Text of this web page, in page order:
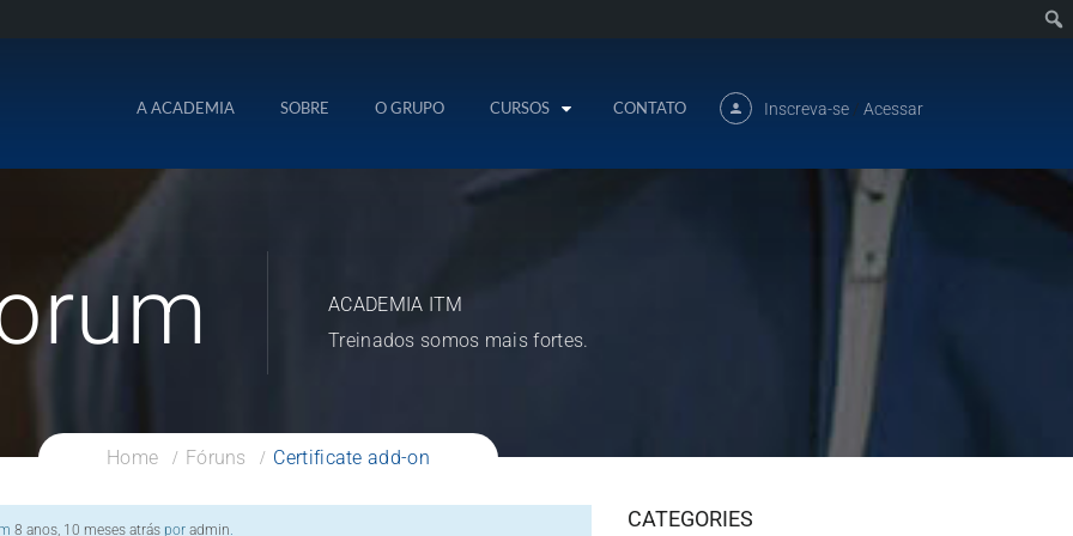
A ACADEMIA SOBRE O GRUPO CURSOS CONTATO Inscreva-se / Acessar
ACADEMIA ITM
Treinados somos mais fortes.
Home Fóruns Certificate add-on
8 anos, 10 meses atrás por admin. CATEGORIES